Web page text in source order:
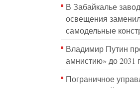
В Забайкалье
освещения
самодельные
Владимир Путин
амнистию» до 2031
Пограничное